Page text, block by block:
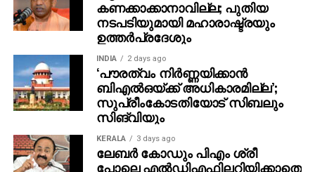
കണക്കാക്കാനാവില്ല; പുതിയ
നടപടിയുമായി മഹാരാഷ്ട്രയും
ഉത്തർപ്രദേശും
INDIA 2 days ago
‘പൗരത്വം നിര്‍ണ്ണയിക്കാന്‍
ബിഎല്‍ഒയ്ക്ക് അധികാരമില്ല’;
സുപ്രീംകോടതിയോട് സിബലും
സിങ്‌വിയും
KERALA 3 days ago
ലേബര്‍ കോഡും പിഎം ശ്രീ
പോലെ എല്‍ഡിഎഫിലറിയിക്കാതെ